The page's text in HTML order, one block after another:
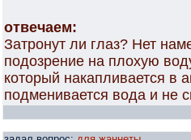
отвечаем:
Затронут ли глаз? Нет
подозрение на плохую
который накапливается в
подменивается вода и не